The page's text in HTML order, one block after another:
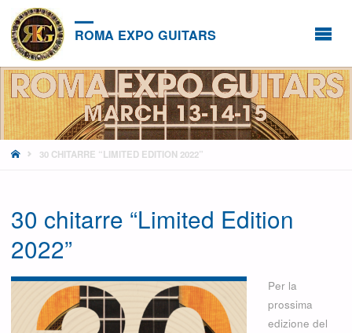
ROMA EXPO GUITARS
HOME30 CHITARRE “LIMITED EDITION 2022”
30 chitarre “Limited Edition
2022”
Per la
prossima
edizione del